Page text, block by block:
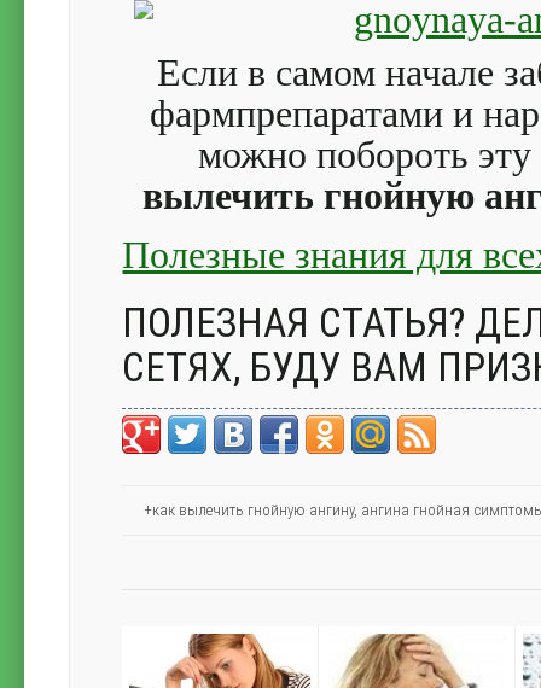
Если в самом начале
фармпрепаратами и
можно побороть
вылечить гнойную
Полезные знания для
ПОЛЕЗНАЯ СТАТЬЯ?
СЕТЯХ, БУДУ ВАМ
+как вылечить гнойную ангину, ангина гнойная